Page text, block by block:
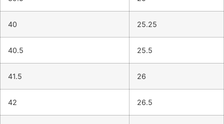
40 25.25
40.5 25.5
41.5 26
42 26.5